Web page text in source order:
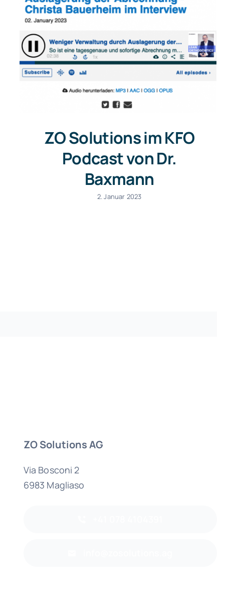
ZO Solutions im KFO
Podcast von Dr.
Baxmann
2. Januar 2023
ZO Solutions AG
Via Bosconi 2
6983 Magliaso